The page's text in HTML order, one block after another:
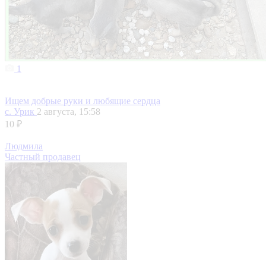
1
Ищем добрые руки и любящие сердца
с. Урик 2 августа, 15:58
10 ₽
Людмила
Частный продавец